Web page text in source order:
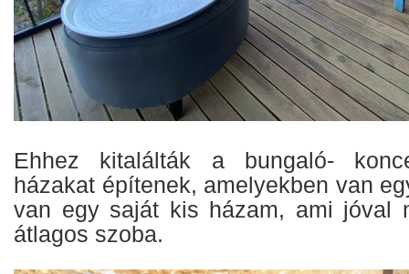
Ehhez kitalálták a bungaló-
házakat építenek, amelyekben van
van egy saját kis házam, ami jóval
átlagos szoba.